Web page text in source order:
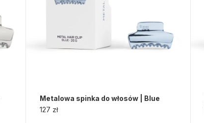
Metalowa spinka do włosów | Blue
127 zł